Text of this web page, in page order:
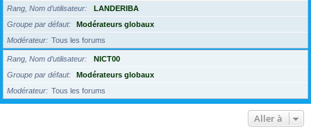
Rang, Nom d’utilisateur
LANDERIBA
Groupe par défaut
Modérateurs globaux
Modérateur
Tous les forums
Rang, Nom d’utilisateur
NICT00
Groupe par défaut
Modérateurs globaux
Modérateur
Tous les forums
Aller à